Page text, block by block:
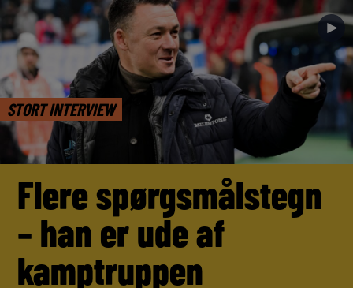
STORT INTERVIEW
►
Flere spørgsmålstegn
– han er ude af
kamptruppen